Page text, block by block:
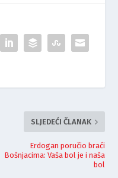
SLJEDEĆI ČLANAK
Erdogan poručio braći
Bošnjacima: Vaša bol je i naša
bol